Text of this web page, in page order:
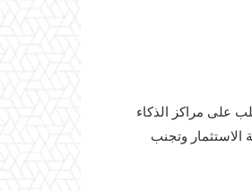
على مراكز الذكاء
الاستثمار وتجنب